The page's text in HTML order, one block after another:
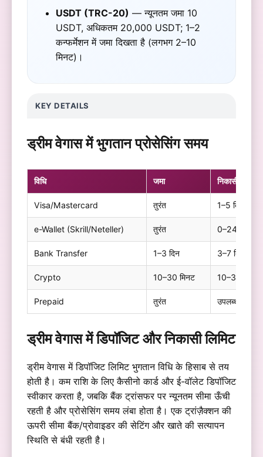
USDT (TRC-20) — न्यूनतम जमा 10
USDT, अधिकतम 20,000 USDT; 1–2
कन्फर्मेशन में जमा दिखता है (लगभग 2–10
मिनट)।
KEY DETAILS
ड्रीम वेगास में भुगतान प्रोसेसिंग समय
विधि जमा निकासी
Visa/Mastercard तुरंत 1–5 दिन
e-Wallet (Skrill/Neteller) तुरंत 0–24 घंटे
Bank Transfer 1–3 दिन 3–7 दिन
Crypto 10–30 मिनट 10–30 मिनट
Prepaid तुरंत उपलब्ध नहीं
ड्रीम वेगास में डिपॉजिट और निकासी लिमिट
ड्रीम वेगास में डिपॉजिट लिमिट भुगतान विधि के हिसाब से तय
होती है। कम राशि के लिए कैसीनो कार्ड और ई-वॉलेट डिपॉजिट
स्वीकार करता है, जबकि बैंक ट्रांसफर पर न्यूनतम सीमा ऊँची
रहती है और प्रोसेसिंग समय लंबा होता है। एक ट्रांज़ैक्शन की
ऊपरी सीमा बैंक/प्रोवाइडर की सेटिंग और खाते की सत्यापन
स्थिति से बंधी रहती है।